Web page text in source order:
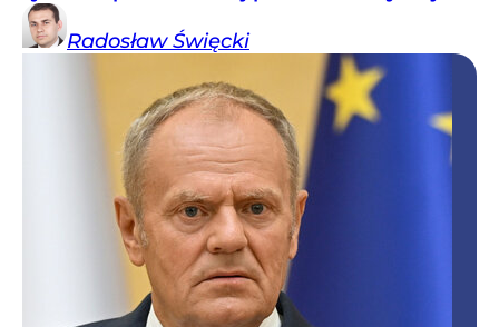
Radosław Święcki